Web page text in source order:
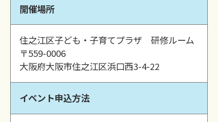
開催場所
住之江区子ども・子育てプラザ 研修ルーム
〒559-0006
大阪府大阪市住之江区浜口西3-4-22
イベント申込方法